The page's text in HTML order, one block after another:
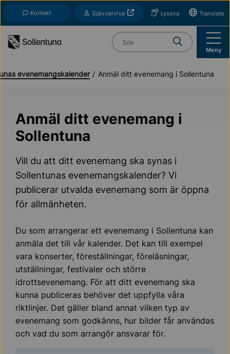
Kontakt SjälvserviceÖppnas i nytt fönsterLyssna Translate
Vad söker du?
Meny
evenemangskalender Anmäl ditt evenemang i Sollentuna
Anmäl ditt evenemang i
Sollentuna
Vill du att ditt evenemang ska synas i
Sollentunas evenemangskalender? Vi
publicerar utvalda evenemang som är öppna
för allmänheten.
Du som arrangerar ett evenemang i Sollentuna kan
anmäla det till vår kalender. Det kan till exempel
vara konserter, föreställningar, föreläsningar,
utställningar, festivaler och större
idrottsevenemang. För att ditt evenemang ska
kunna publiceras behöver det uppfylla våra
riktlinjer. Det gäller bland annat vilken typ av
evenemang som godkänns, hur bilder får användas
och vad du som arrangör ansvarar för.